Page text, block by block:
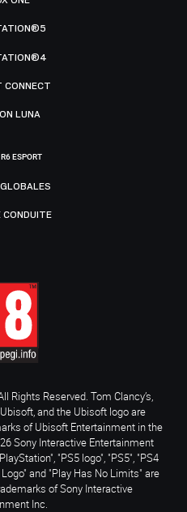
CONNECT
LUNA
ESPORT
CONDUITE
Rights Reserved. Tom Clancy’s,
and the Ubisoft logo are
of Ubisoft Entertainment in the
Sony Interactive Entertainment
"PS5 logo", "PS5", "PS4
and "Play Has No Limits" are
of Sony Interactive
Inc.